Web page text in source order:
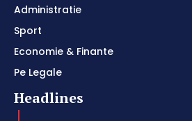
Administratie
Sport
Economie & Finante
Pe Legale
Headlines